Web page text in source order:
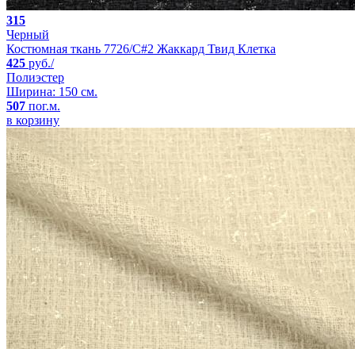
315
Черный
Костюмная ткань 7726/C#2 Жаккард Твид Клетка
425 руб./
Полиэстер
Ширина: 150 см.
507 пог.м.
в корзину